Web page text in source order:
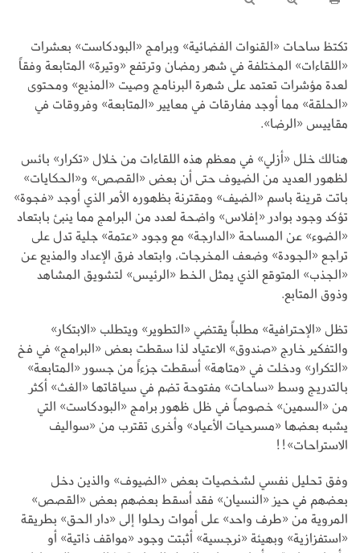
تكتظ ساحات «القنوات الفضائية» وبرامج «البودكاست» بعشرات
«اللقاءات» المختلفة في شهر رمضان وترتفع «وتيرة» المتابعة وفقاً
لعدة مؤشرات تعتمد على شهرة البرنامج وصيت «المذيع» ومحتوى
«الحلقة» مما أوجد مفارقات في معايير «المتابعة» وفروقات في
مقاييس «الرضا».
هنالك خلل «أزلي» في معظم هذه اللقاءات من خلال «تكرار» بائس
لظهور العديد من الضيوف حتى أن بعض «القصص» و«الحكايات»
باتت قرينة باسم «الضيف» ومقترنة بظهوره الأمر الذي أوجد «فجوة»
تؤكد وجود بوادر «إفلاس» واضحة لعدد من البرامج مما ينبئ بابتعاد
«الضوء» عن المساحة «الدارجة» مع وجود «عتمة» جلية تدل على
تراجع «الجودة» وضعف المخرجات، وابتعاد فرق الإعداد والمذيع عن
«الجذب» المتوقع الذي يمثل الخط «الرئيس» لتشويق المشاهد
وذوق المتابع.
تظل «الإحترافية» مطلباً يقتضي «التطوير» ويتطلب «الابتكار»
والتفكير خارج «صندوق» الاعتياد لذا سقطت بعض «البرامج» في فخ
«التكرار» ودخلت في «متاهة» أسقطت جزءاً من جسور «المتابعة»
بالتدريج وسط «ساحات» مفتوحة تضم في سياقاتها «الغث» أكثر
من «السمين» خصوصاً في ظل ظهور برامج «البودكاست» التي
يشبه بعضها «مسرحيات الأعياد» وأخرى تقترب من «سواليف
الاستراحات»!!
وفق تحليل نفسي لشخصيات بعض «الضيوف» والذين دخل
بعضهم في حيز «النسيان» فقد أسقط بعضهم بعض «القصص»
المروية من «طرف واحد» على أموات رحلوا إلى «دار الحق» بطريقة
«استفزازية» وبهيئة «نرجسية» أثبتت وجود «مواقف ذاتية» أو